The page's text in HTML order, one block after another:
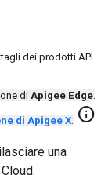
dei prodotti API
di Apigee Edge.
di Apigee X. info
una